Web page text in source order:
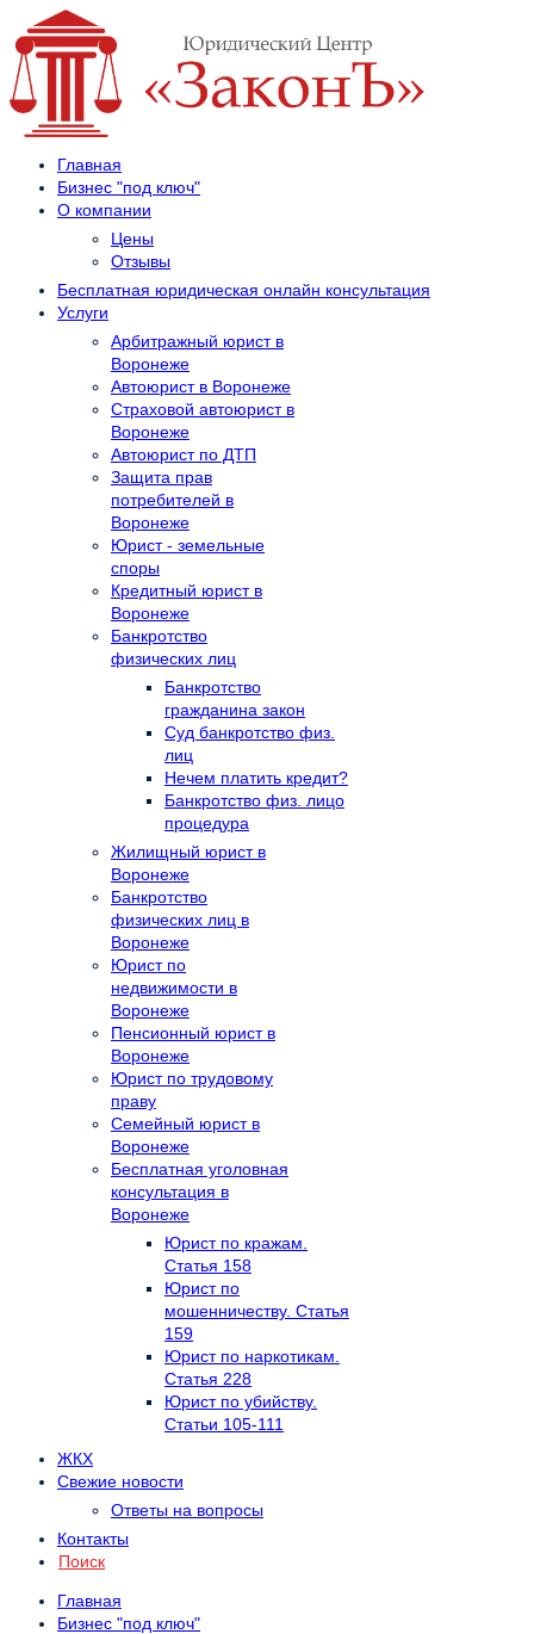
Главная
Бизнес "под ключ"
О компании
Цены
Отзывы
Бесплатная юридическая онлайн консультация
Услуги
Арбитражный юрист в
Воронеже
Автоюрист в Воронеже
Страховой автоюрист в
Воронеже
Автоюрист по ДТП
Защита прав
потребителей в
Воронеже
Юрист - земельные
споры
Кредитный юрист в
Воронеже
Банкротство
физических лиц
Банкротство
гражданина закон
Суд банкротство физ.
лиц
Нечем платить кредит?
Банкротство физ. лицо
процедура
Жилищный юрист в
Воронеже
Банкротство
физических лиц в
Воронеже
Юрист по
недвижимости в
Воронеже
Пенсионный юрист в
Воронеже
Юрист по трудовому
праву
Семейный юрист в
Воронеже
Бесплатная уголовная
консультация в
Воронеже
Юрист по кражам.
Статья 158
Юрист по
мошенничеству. Статья
159
Юрист по наркотикам.
Статья 228
Юрист по убийству.
Статьи 105-111
ЖКХ
Свежие новости
Ответы на вопросы
Контакты
Поиск
Главная
Бизнес "под ключ"